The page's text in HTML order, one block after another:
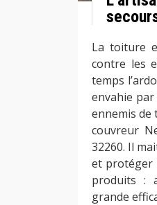
La toiture
contre les
temps
envahie par
ennemis de
couvreur
32260. Il
et protéger
produits :
grande